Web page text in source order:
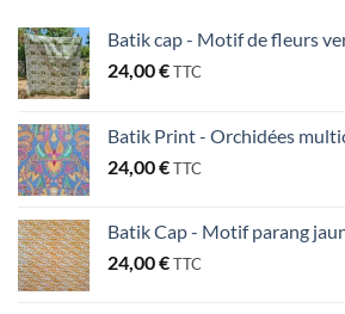
Batik cap - Motif de fleurs
24,00€TTC
Batik Print - Orchidées
24,00€TTC
Batik Cap - Motif parang
24,00€TTC